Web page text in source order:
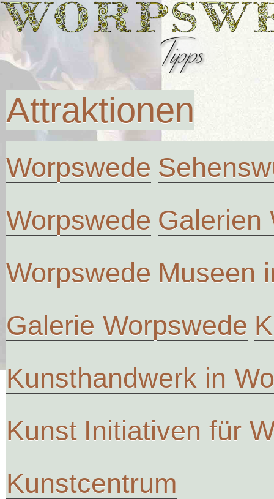
Attraktionen
Worpswede
Worpswede Galerien
Worpswede Museen
Galerie Worpswede
Kunsthandwerk in
Kunst Initiativen für
Kunstcentrum